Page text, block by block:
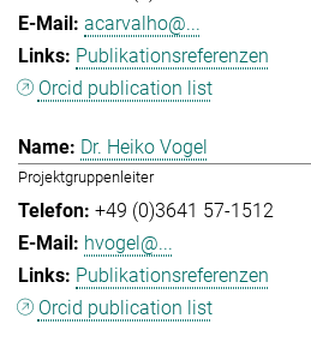
acarvalho@...
Publikationsreferenzen
Orcid publication list
Dr. Heiko Vogel
Projektgruppenleiter
+49 (0)3641 57-1512
hvogel@...
Publikationsreferenzen
Orcid publication list